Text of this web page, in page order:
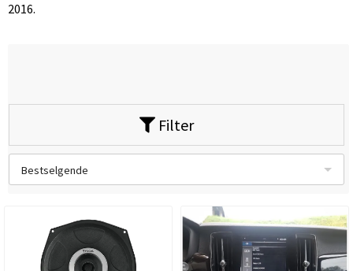
2016.
Filter
Bestselgende